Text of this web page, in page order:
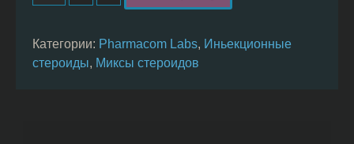
Категории: Pharmacom Labs, Иньекционные
стероиды, Миксы стероидов